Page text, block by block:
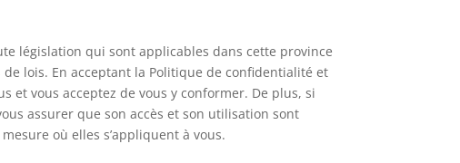
législation qui sont applicables dans cette province
lois. En acceptant la Politique de confidentialité et
et vous acceptez de vous y conformer. De plus, si
assurer que son accès et son utilisation sont
où elles s’appliquent à vous.